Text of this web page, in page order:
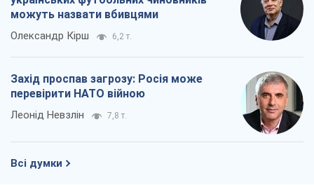
можуть назвати вбивцями
Олександр Кірш 6,2 т.
Захід проспав загрозу: Росія може
перевірити НАТО війною
Леонід Невзлін 7,8 т.
Всі думки